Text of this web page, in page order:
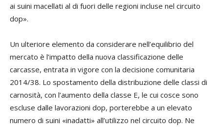
ai suini macellati al di fuori delle regioni incluse nel circuito
dop».
Un ulteriore elemento da considerare nell’equilibrio del
mercato è l’impatto della nuova classificazione delle
carcasse, entrata in vigore con la decisione comunitaria
2014/38. Lo spostamento della distribuzione delle classi di
carnosità, con l’aumento della classe E, le cui cosce sono
escluse dalle lavorazioni dop, porterebbe a un elevato
numero di suini «inadatti» all’utilizzo nel circuito dop. Ne